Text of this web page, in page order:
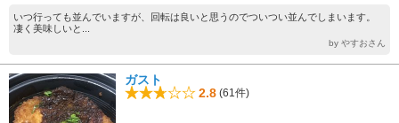
いつ行っても並んでいますが、回転は良いと思うのでついつい並んでしまいます。
凄く美味しいと...
by やすおさん
ガスト
2.8 (61件)